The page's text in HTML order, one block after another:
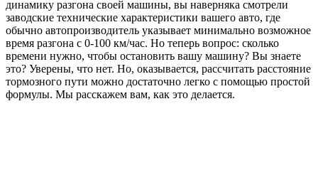
динамику разгона своей машины, вы наверняка смотрели
заводские технические характеристики вашего авто, где
обычно автопроизводитель указывает минимально возможное
время разгона с 0-100 км/час. Но теперь вопрос: сколько
времени нужно, чтобы остановить вашу машину? Вы знаете
это? Уверены, что нет. Но, оказывается, рассчитать расстояние
тормозного пути можно достаточно легко с помощью простой
формулы. Мы расскажем вам, как это делается.